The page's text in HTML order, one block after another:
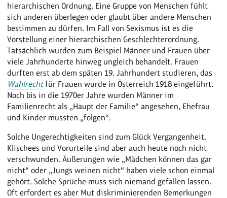
hierarchischen Ordnung. Eine Gruppe von Menschen fühlt
sich anderen überlegen oder glaubt über andere Menschen
bestimmen zu dürfen. Im Fall von Sexismus ist es die
Vorstellung einer hierarchischen Geschlechterordnung.
Tatsächlich wurden zum Beispiel Männer und Frauen über
viele Jahrhunderte hinweg ungleich behandelt. Frauen
durften erst ab dem späten 19. Jahrhundert studieren, das
Wahlrechtfür Frauen wurde in Österreich 1918 eingeführt.
Noch bis in die 1970er Jahre wurden Männer im
Familienrecht als „Haupt der Familie“ angesehen, Ehefrau
und Kinder mussten „folgen“.
Solche Ungerechtigkeiten sind zum Glück Vergangenheit.
Klischees und Vorurteile sind aber auch heute noch nicht
verschwunden. Äußerungen wie „Mädchen können das gar
nicht“ oder „Jungs weinen nicht“ haben viele schon einmal
gehört. Solche Sprüche muss sich niemand gefallen lassen.
Oft erfordert es aber Mut diskriminierenden Bemerkungen